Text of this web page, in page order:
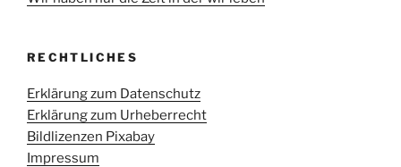
RECHTLICHES
Erklärung zum Datenschutz
Erklärung zum Urheberrecht
Bildlizenzen Pixabay
Impressum